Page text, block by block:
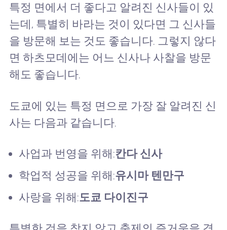
특정 면에서 더 좋다고 알려진 신사들이 있
는데, 특별히 바라는 것이 있다면 그 신사들
을 방문해 보는 것도 좋습니다. 그렇지 않다
면 하츠모데에는 어느 신사나 사찰을 방문
해도 좋습니다.
도쿄에 있는 특정 면으로 가장 잘 알려진 신
사는 다음과 같습니다.
사업과 번영을 위해:칸다 신사
학업적 성공을 위해:유시마 텐만구
사랑을 위해:도쿄 다이진구